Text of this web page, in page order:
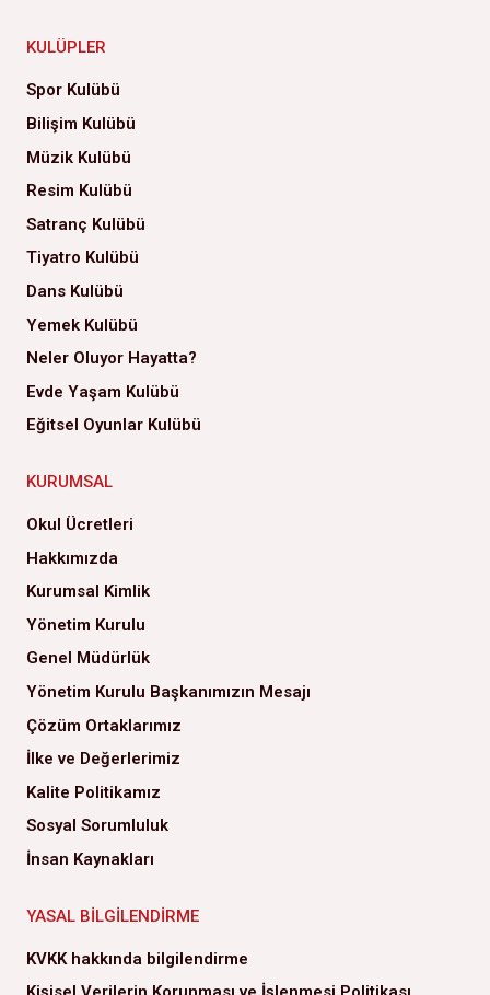
KULÜPLER
Spor Kulübü
Bilişim Kulübü
Müzik Kulübü
Resim Kulübü
Satranç Kulübü
Tiyatro Kulübü
Dans Kulübü
Yemek Kulübü
Neler Oluyor Hayatta?
Evde Yaşam Kulübü
Eğitsel Oyunlar Kulübü
KURUMSAL
Okul Ücretleri
Hakkımızda
Kurumsal Kimlik
Yönetim Kurulu
Genel Müdürlük
Yönetim Kurulu Başkanımızın Mesajı
Çözüm Ortaklarımız
İlke ve Değerlerimiz
Kalite Politikamız
Sosyal Sorumluluk
İnsan Kaynakları
YASAL BILGILENDIRME
KVKK hakkında bilgilendirme